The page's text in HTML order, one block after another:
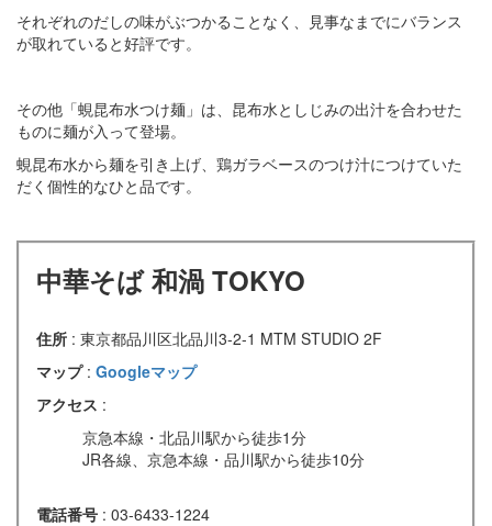
それぞれのだしの味がぶつかることなく、見事なまでにバランス
が取れていると好評です。
その他「蜆昆布水つけ麺」は、昆布水としじみの出汁を合わせた
ものに麺が入って登場。
蜆昆布水から麺を引き上げ、鶏ガラベースのつけ汁につけていた
だく個性的なひと品です。
中華そば 和渦 TOKYO
住所 : 東京都品川区北品川3-2-1 MTM STUDIO 2F
マップ : Googleマップ
アクセス :
京急本線・北品川駅から徒歩1分
JR各線、京急本線・品川駅から徒歩10分
電話番号 : 03-6433-1224